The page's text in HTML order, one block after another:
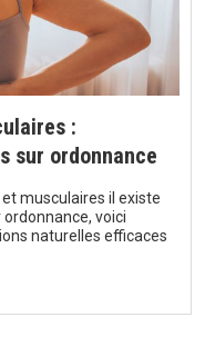
:
sur ordonnance
musculaires il existe
voici
naturelles efficaces